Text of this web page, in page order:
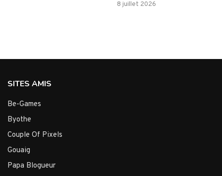
8 juillet 2026
SITES AMIS
Be-Games
Byothe
Couple Of Pixels
Gouaig
Papa Blogueur